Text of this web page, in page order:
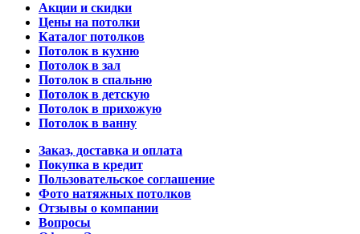
Акции и скидки
Цены на потолки
Каталог потолков
Потолок в кухню
Потолок в зал
Потолок в спальню
Потолок в детскую
Потолок в прихожую
Потолок в ванну
Заказ, доставка и оплата
Покупка в кредит
Пользовательское соглашение
Фото натяжных потолков
Отзывы о компании
Вопросы